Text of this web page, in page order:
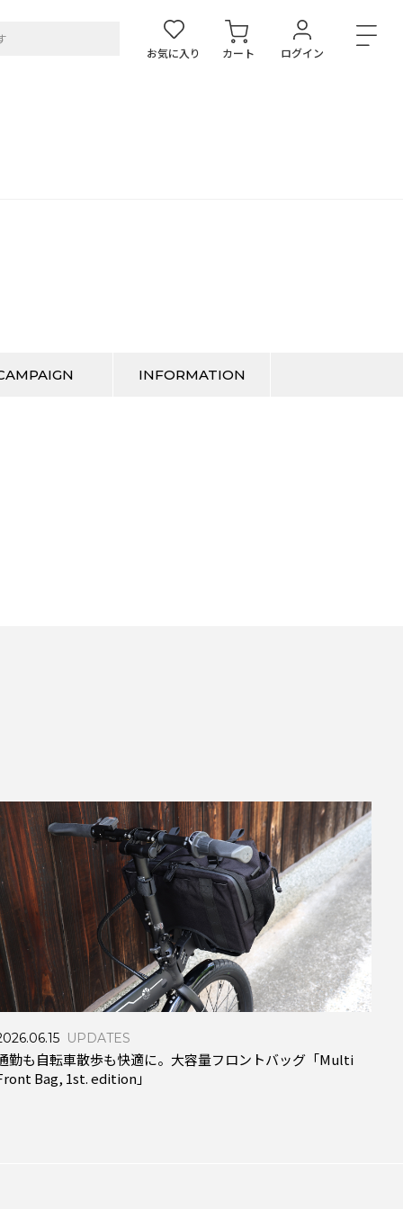
お気に入り カート ログイン
INFORMATION
UPDATES
勤も自転車散歩も快適に。大容量フロントバッグ「Multi
Bag, 1st. edition」